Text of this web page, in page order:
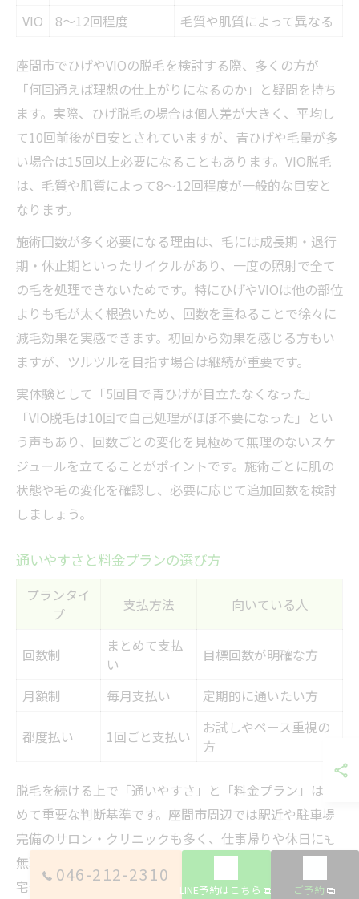
VIO
8〜12回程度 毛質や肌質によって異なる
座間市でひげやVIOの脱毛を検討する際、多くの方が
「何回通えば理想の仕上がりになるのか」と疑問を持ち
ます。実際、ひげ脱毛の場合は個人差が大きく、平均し
て10回前後が目安とされていますが、青ひげや毛量が多
い場合は15回以上必要になることもあります。VIO脱毛
は、毛質や肌質によって8〜12回程度が一般的な目安と
なります。
施術回数が多く必要になる理由は、毛には成長期・退行
期・休止期といったサイクルがあり、一度の照射で全て
の毛を処理できないためです。特にひげやVIOは他の部位
よりも毛が太く根強いため、回数を重ねることで徐々に
減毛効果を実感できます。初回から効果を感じる方もい
ますが、ツルツルを目指す場合は継続が重要です。
実体験として「5回目で青ひげが目立たなくなった」
「VIO脱毛は10回で自己処理がほぼ不要になった」とい
う声もあり、回数ごとの変化を見極めて無理のないスケ
ジュールを立てることがポイントです。施術ごとに肌の
状態や毛の変化を確認し、必要に応じて追加回数を検討
しましょう。
通いやすさと料金プランの選び方
プランタイ
プ
支払方法 向いている人
回数制
まとめて支払
い
目標回数が明確な方
月額制 毎月支払い 定期的に通いたい方
都度払い 1回ごと支払い
お試しやペース重視の
方
脱毛を続ける上で「通いやすさ」と「料金プラン」は極
めて重要な判断基準です。座間市周辺では駅近や駐車場
完備のサロン・クリニックも多く、仕事帰りや休日にも
無理なく通える立地が選ばれやすい傾向にあります。自
宅や職場からのアクセスや、施術予約の取りやすさも通
046-212-2310
LINE予約はこちら ご予約